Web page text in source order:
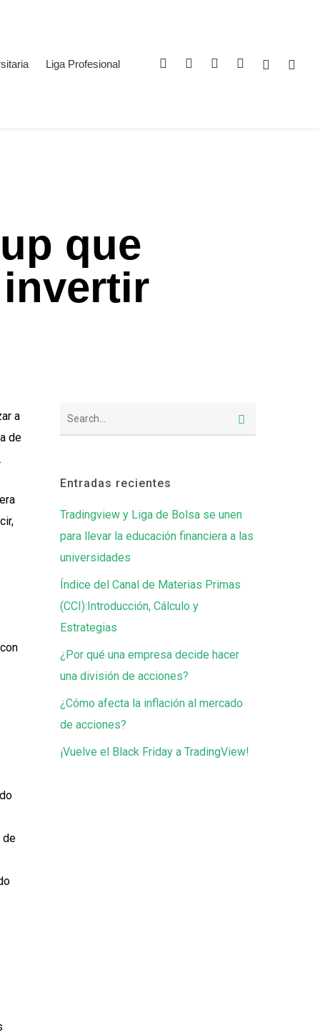
Liga Profesional Twitter LinkedinYoutubeInstagramSpotify Twitch
que
a
de
de
Entradas recientes
Tradingview y Liga de Bolsa se unen
para llevar la educación financiera a las
universidades
Índice del Canal de Materias Primas
(CCI):Introducción, Cálculo y
Estrategias
¿Por qué una empresa decide hacer
una división de acciones?
¿Cómo afecta la inflación al mercado
de acciones?
¡Vuelve el Black Friday a TradingView!